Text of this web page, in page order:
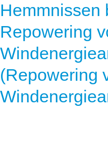
Hemmnissen
Repowering
(Repowering